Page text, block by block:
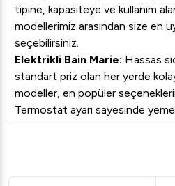
tipine, kapasiteye ve kullanım
modellerimiz arasından size en
seçebilirsiniz.
Elektrikli Bain Marie: Hassas
standart priz olan her yerde
modeller, en popüler
Termostat ayarı sayesinde
sıcaklıkta sabit tutabilirsiniz.
gazlı modeller, hızlı ısınma